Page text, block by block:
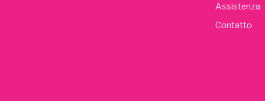
Assistenza
Contatto